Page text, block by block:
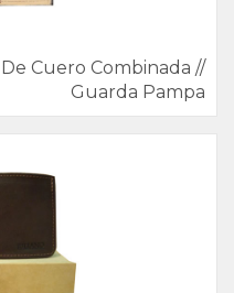
Cuero Combinada //
Guarda Pampa